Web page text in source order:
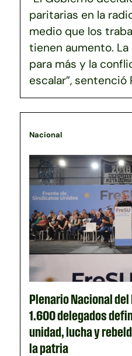
paritarias en la
medio que los
tienen aumento.
para más y la
escalar”, sentenció
Nacional
Plenario Nacional del
1.600 delegados
unidad, lucha y
la patria